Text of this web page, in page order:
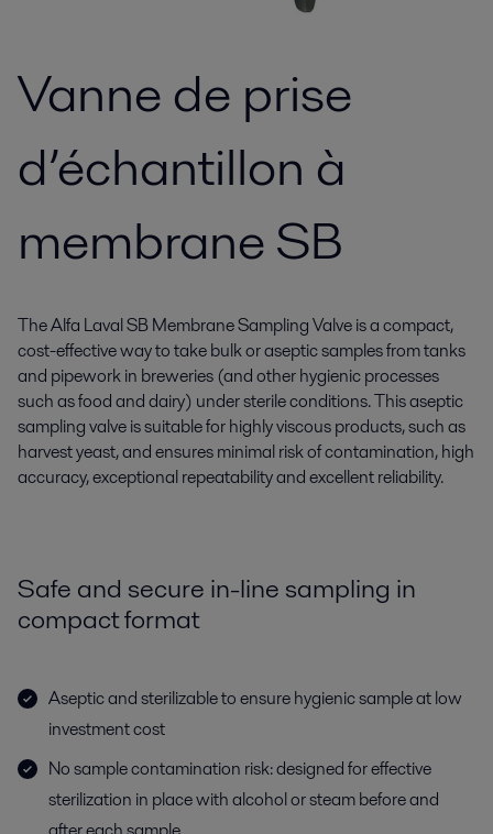
Vanne de prise
d’échantillon à
membrane SB
The Alfa Laval SB Membrane Sampling Valve is a compact,
cost-effective way to take bulk or aseptic samples from tanks
and pipework in breweries (and other hygienic processes
such as food and dairy) under sterile conditions. This aseptic
sampling valve is suitable for highly viscous products, such as
harvest yeast, and ensures minimal risk of contamination, high
accuracy, exceptional repeatability and excellent reliability.
Safe and secure in-line sampling in
compact format
Aseptic and sterilizable to ensure hygienic sample at low
investment cost
No sample contamination risk: designed for effective
sterilization in place with alcohol or steam before and